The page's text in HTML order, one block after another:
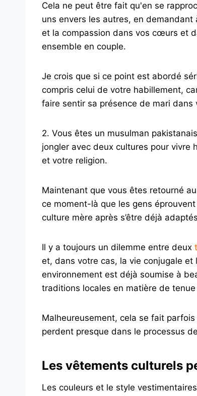
Cela ne peut être fait qu'en se
uns envers les autres, en
et la compassion dans vos cœurs et
ensemble en couple.
Je crois que si ce point est abordé
compris celui de votre habillement,
faire sentir sa présence de mari dans
2. Vous êtes un musulman
jongler avec deux cultures pour vivre
et votre religion.
Maintenant que vous êtes retourné
ce moment-là que les gens
culture mère après s’être déjà
Il y a toujours un dilemme entre deux
et, dans votre cas, la vie conjugale
environnement est déjà soumise à
traditions locales en matière de
Malheureusement, cela se fait
perdent presque dans le processus
Les vêtements culturels
Les couleurs et le style